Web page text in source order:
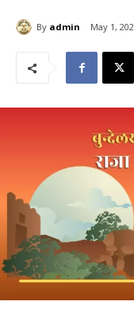
By admin May 1,